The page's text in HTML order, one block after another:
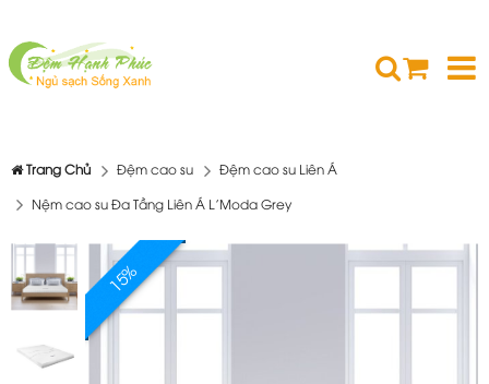
Trang Chủ Đệm cao su
Đệm cao su Liên Á
Nệm cao su Đa Tầng Liên Á L'Moda Grey
15%